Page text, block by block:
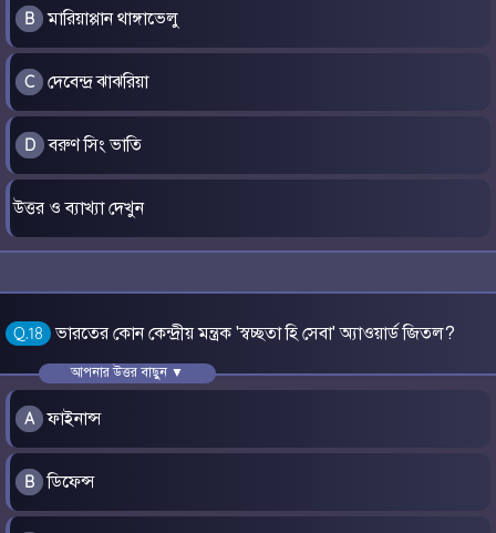
B মারিয়াপ্পান থাঙ্গাভেলু
C দেবেন্দ্র ঝাঝরিয়া
D বরুণ সিং ভাতি
উত্তর ও ব্যাখ্যা দেখুন
Q.18 ভারতের কোন কেন্দ্রীয় মন্ত্রক 'স্বচ্ছতা হি সেবা' অ্যাওয়ার্ড জিতল?
আপনার উত্তর বাছুন ▼
A ফাইনান্স
B ডিফেন্স